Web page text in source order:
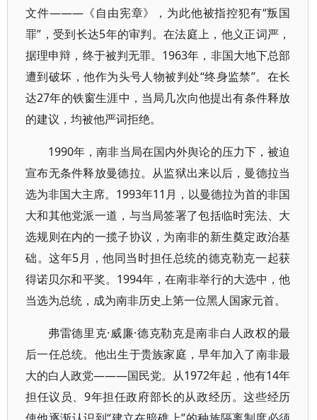
文件———《自由宪章》，为此他被指控犯有“叛国
罪”，受到长达5年的审判。在法庭上，他义正词严，
据理申辩，终于被判无罪。1963年，非国大地下总部
遭到破坏，他作为头号人物被判处“终身监禁”。在长
达27年的铁窗生涯中，当局几次向他提出有条件释放
的建议，均被他严词拒绝。
1990年，南非当局在国内外舆论的压力下，被迫
宣布无条件释放曼德拉。从监狱出来以后，曼德拉当
选为非国大主席。1993年11月，以曼德拉为首的非国
大和其他党派一道，与当局签署了包括临时宪法、大
选规则在内的一揽子协议，为南非的新生奠定政治基
础。这年5月，他同当时担任总统的德克勒克一起获
得诺贝尔和平奖。1994年，在南非举行的大选中，他
当选为总统，成为南非历史上第一位黑人国家元首。
弗雷德里克·威廉·德克勒克是南非白人政权的最
后一任总统。他出生于贵族家庭，早年加入了南非最
大的白人政党———国民党。从1972年起，他有14年
担任议员、9年担任政府部长的从政经历。这些经历